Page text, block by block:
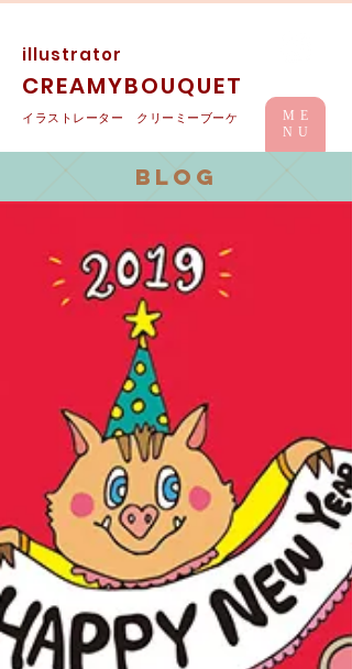
illustrator
CREAMYBOUQUET
イラストレーター クリーミーブーケ
ME
NU
BLOG